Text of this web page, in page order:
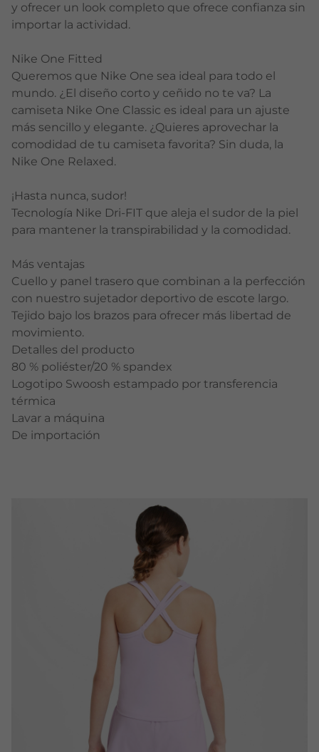
y ofrecer un look completo que ofrece confianza sin
importar la actividad.
Nike One Fitted
Queremos que Nike One sea ideal para todo el
mundo. ¿El diseño corto y ceñido no te va? La
camiseta Nike One Classic es ideal para un ajuste
más sencillo y elegante. ¿Quieres aprovechar la
comodidad de tu camiseta favorita? Sin duda, la
Nike One Relaxed.
¡Hasta nunca, sudor!
Tecnología Nike Dri-FIT que aleja el sudor de la piel
para mantener la transpirabilidad y la comodidad.
Más ventajas
Cuello y panel trasero que combinan a la perfección
con nuestro sujetador deportivo de escote largo.
Tejido bajo los brazos para ofrecer más libertad de
movimiento.
Detalles del producto
80 % poliéster/20 % spandex
Logotipo Swoosh estampado por transferencia
térmica
Lavar a máquina
De importación